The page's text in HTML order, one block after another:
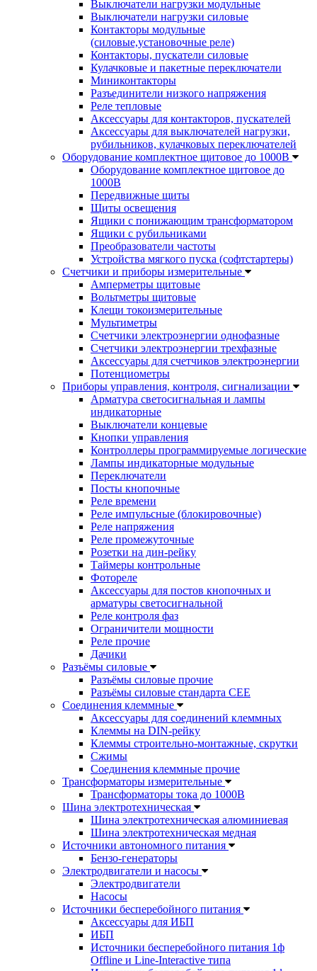
Выключатели нагрузки модульные
Выключатели нагрузки силовые
Контакторы модульные
(силовые,установочные реле)
Контакторы, пускатели силовые
Кулачковые и пакетные переключатели
Миниконтакторы
Разъединители низкого напряжения
Реле тепловые
Аксессуары для контакторов, пускателей
Аксессуары для выключателей нагрузки,
рубильников, кулачковых переключателей
Оборудование комплектное щитовое до 1000В
Оборудование комплектное щитовое до
1000В
Передвижные щиты
Щиты освещения
Ящики с понижающим трансформатором
Ящики с рубильниками
Преобразователи частоты
Устройства мягкого пуска (софтстартеры)
Счетчики и приборы измерительные
Амперметры щитовые
Вольтметры щитовые
Клещи токоизмерительные
Мультиметры
Счетчики электроэнергии однофазные
Счетчики электроэнергии трехфазные
Аксессуары для счетчиков электроэнергии
Потенциометры
Приборы управления, контроля, сигнализации
Арматура светосигнальная и лампы
индикаторные
Выключатели концевые
Кнопки управления
Контроллеры программируемые логические
Лампы индикаторные модульные
Переключатели
Посты кнопочные
Реле времени
Реле импульсные (блокировочные)
Реле напряжения
Реле промежуточные
Розетки на дин-рейку
Таймеры контрольные
Фотореле
Аксессуары для постов кнопочных и
арматуры светосигнальной
Реле контроля фаз
Ограничители мощности
Реле прочие
Дачики
Разъёмы силовые
Разъёмы силовые прочие
Разъёмы силовые стандарта CEE
Соединения клеммные
Аксессуары для соединений клеммных
Клеммы на DIN-рейку
Клеммы строительно-монтажные, скрутки
Сжимы
Соединения клеммные прочие
Трансформаторы измерительные
Трансформаторы тока до 1000В
Шина электротехническая
Шина электротехническая алюминиевая
Шина электротехническая медная
Источники автономного питания
Бензо-генераторы
Электродвигатели и насосы
Электродвигатели
Насосы
Источники бесперебойного питания
Аксессуары для ИБП
ИБП
Источники бесперебойного питания 1ф
Offline и Line-Interactive типа